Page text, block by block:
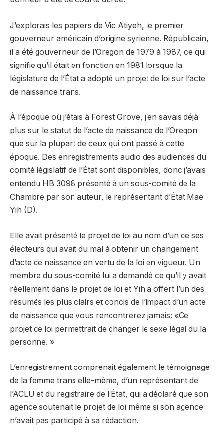
J’explorais les papiers de Vic Atiyeh, le premier
gouverneur américain d’origine syrienne. Républicain,
il a été gouverneur de l’Oregon de 1979 à 1987, ce qui
signifie qu’il était en fonction en 1981 lorsque la
législature de l’État a adopté un projet de loi sur l’acte
de naissance trans.
À l’époque où j’étais à Forest Grove, j’en savais déjà
plus sur le statut de l’acte de naissance de l’Oregon
que sur la plupart de ceux qui ont passé à cette
époque. Des enregistrements audio des audiences du
comité législatif de l’État sont disponibles, donc j’avais
entendu HB 3098 présenté à un sous-comité de la
Chambre par son auteur, le représentant d’État Mae
Yih (D).
Elle avait présenté le projet de loi au nom d’un de ses
électeurs qui avait du mal à obtenir un changement
d’acte de naissance en vertu de la loi en vigueur. Un
membre du sous-comité lui a demandé ce qu’il y avait
réellement dans le projet de loi et Yih a offert l’un des
résumés les plus clairs et concis de l’impact d’un acte
de naissance que vous rencontrerez jamais: «Ce
projet de loi permettrait de changer le sexe légal du la
personne. »
L’enregistrement comprenait également le témoignage
de la femme trans elle-même, d’un représentant de
l’ACLU et du registraire de l’État, qui a déclaré que son
agence soutenait le projet de loi même si son agence
n’avait pas participé à sa rédaction.